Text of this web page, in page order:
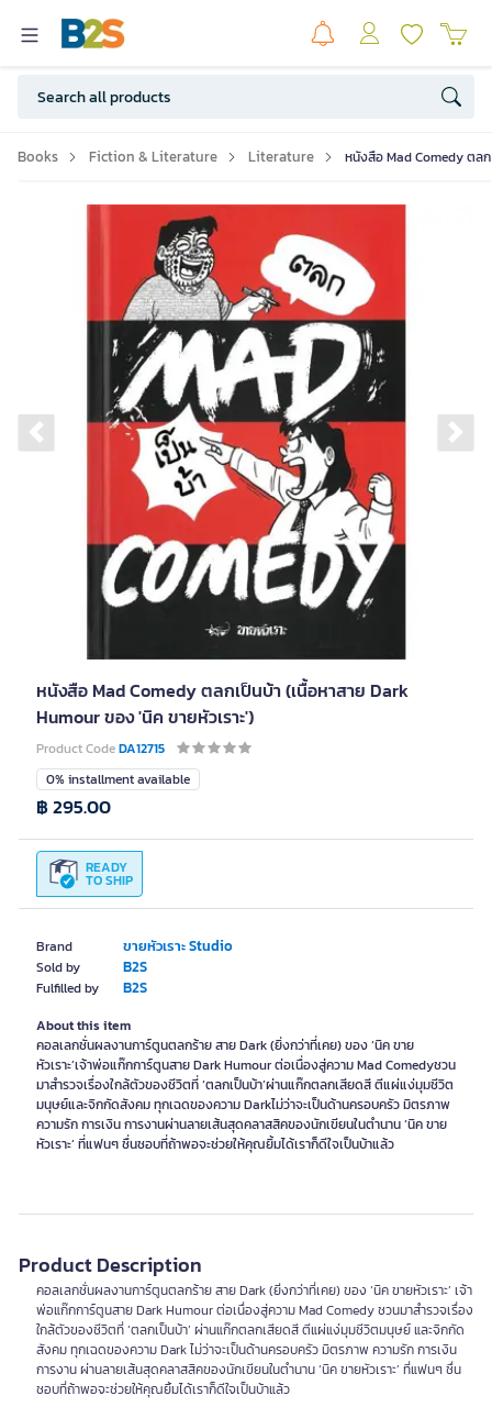
Books Fiction & Literature Literature หนังสือ Mad Comedy ตลก
Previous slide
หนังสือ Mad Comedy ตลกเป็นบ้า (เนื้อหาสาย Dark
Humour ของ 'นิค ขายหัวเราะ')
Product CodeDA12715
Brand ขายหัวเราะ Studio
Sold by B2S
Fulfilled by B2S
0% installment available
READY
TO SHIP
฿ 295.00
About this item
คอลเลกชั่นผลงานการ์ตูนตลกร้าย สาย Dark (ยิ่งกว่าที่เคย) ของ ‘นิค ขาย
หัวเราะ’เจ้าพ่อแก๊กการ์ตูนสาย Dark Humour ต่อเนื่องสู่ความ Mad Comedyชวน
มาสำรวจเรื่องใกล้ตัวของชีวิตที่ ‘ตลกเป็นบ้า’ผ่านแก๊กตลกเสียดสี ตีแผ่แง่มุมชีวิต
มนุษย์และจิกกัดสังคม ทุกเฉดของความ Darkไม่ว่าจะเป็นด้านครอบครัว มิตรภาพ
ความรัก การเงิน การงานผ่านลายเส้นสุดคลาสสิคของนักเขียนในตำนาน ‘นิค ขาย
หัวเราะ’ ที่แฟนๆ ชื่นชอบที่ถ้าพอจะช่วยให้คุณยิ้มได้เราก็ดีใจเป็นบ้าแล้ว
Product Description
คอลเลกชั่นผลงานการ์ตูนตลกร้าย สาย Dark (ยิ่งกว่าที่เคย) ของ ‘นิค ขายหัวเราะ’ เจ้า
พ่อแก๊กการ์ตูนสาย Dark Humour ต่อเนื่องสู่ความ Mad Comedy ชวนมาสำรวจเรื่อง
ใกล้ตัวของชีวิตที่ ‘ตลกเป็นบ้า’ ผ่านแก๊กตลกเสียดสี ตีแผ่แง่มุมชีวิตมนุษย์ และจิกกัด
สังคม ทุกเฉดของความ Dark ไม่ว่าจะเป็นด้านครอบครัว มิตรภาพ ความรัก การเงิน
การงาน ผ่านลายเส้นสุดคลาสสิคของนักเขียนในตำนาน ‘นิค ขายหัวเราะ’ ที่แฟนๆ ชื่น
ชอบที่ถ้าพอจะช่วยให้คุณยิ้มได้เราก็ดีใจเป็นบ้าแล้ว